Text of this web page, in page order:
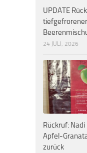
UPDATE
24 JULI, 2026
Rückruf:
Apfel-
zurück